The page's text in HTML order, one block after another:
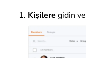
Kişilere gidin ve